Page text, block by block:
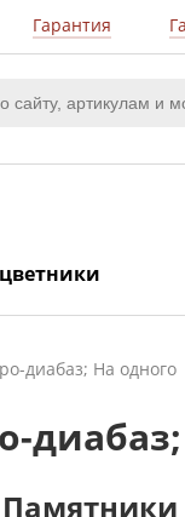
Гарантия
диабаз; На одного
Памятники